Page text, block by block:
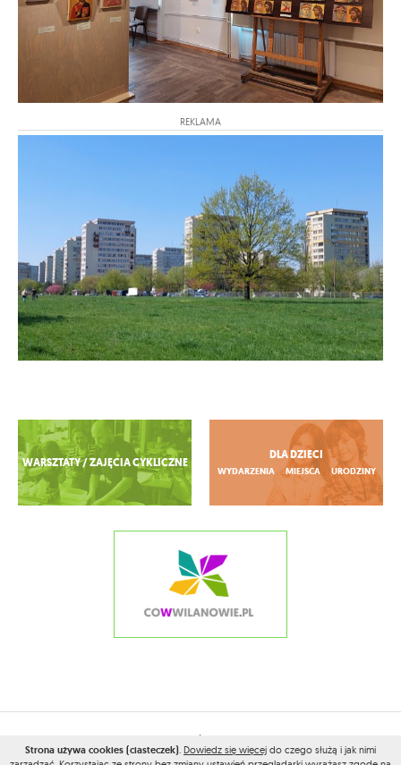
REKLAMA
Zobacz więcej
WARSZTATY / ZAJĘCIA CYKLICZNE
DLA DZIECI
WYDARZENIA MIEJSCA URODZINY
2026© WSZELKIE PRAWA ZASTRZEŻONE PRZEZ
Strona używa cookies (ciasteczek). Dowiedz się więcej do czego służą i jak nimi